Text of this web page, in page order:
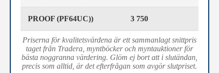
PROOF (PF64UC)) 3 750
Priserna för kvalitetsvärdena är ett sammanlagt snittpris
taget från Tradera, myntböcker och myntauktioner för
bästa noggranna värdering. Glöm ej bort att i slutändan,
precis som alltid, är det efterfrågan som avgör slutpriset.